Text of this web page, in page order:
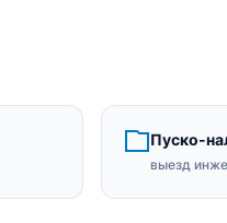
Пуско-
выезд